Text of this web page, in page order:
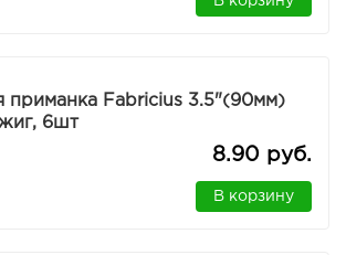
приманка Fabricius 3.5"(90мм)
6шт
8.90 руб.
В корзину